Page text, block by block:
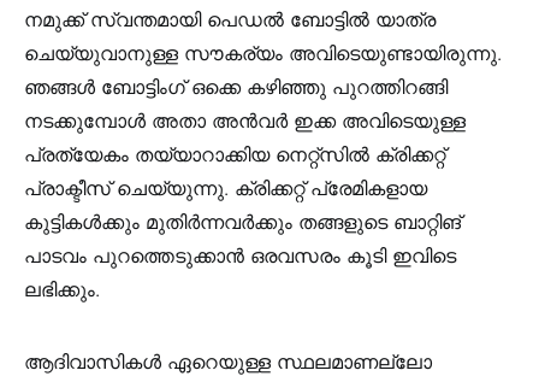
നമുക്ക് സ്വന്തമായി പെഡൽ ബോട്ടിൽ യാത്ര
ചെയ്യുവാനുള്ള സൗകര്യം അവിടെയുണ്ടായിരുന്നു.
ഞങ്ങൾ ബോട്ടിംഗ് ഒക്കെ കഴിഞ്ഞു പുറത്തിറങ്ങി
നടക്കുമ്പോൾ അതാ അൻവർ ഇക്ക അവിടെയുള്ള
പ്രത്യേകം തയ്യാറാക്കിയ നെറ്റ്സിൽ ക്രിക്കറ്റ്
പ്രാക്ടീസ് ചെയ്യുന്നു. ക്രിക്കറ്റ് പ്രേമികളായ
കുട്ടികൾക്കും മുതിർന്നവർക്കും തങ്ങളുടെ ബാറ്റിങ്
പാടവം പുറത്തെടുക്കാൻ ഒരവസരം കൂടി ഇവിടെ
ലഭിക്കും.
ആദിവാസികൾ ഏറെയുള്ള സ്ഥലമാണല്ലോ